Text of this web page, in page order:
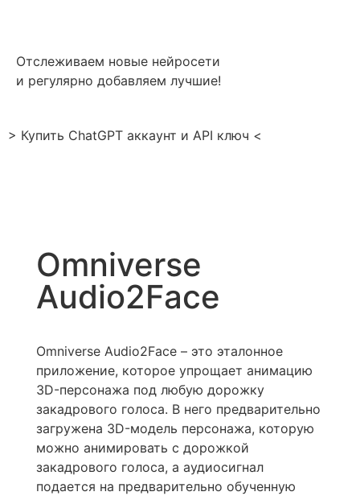
Отслеживаем новые нейросети
и регулярно добавляем лучшие!
> Купить ChatGPT аккаунт и API ключ <
Omniverse
Audio2Face
Omniverse Audio2Face – это эталонное
приложение, которое упрощает анимацию
3D-персонажа под любую дорожку
закадрового голоса. В него предварительно
загружена 3D-модель персонажа, которую
можно анимировать с дорожкой
закадрового голоса, а аудиосигнал
подается на предварительно обученную